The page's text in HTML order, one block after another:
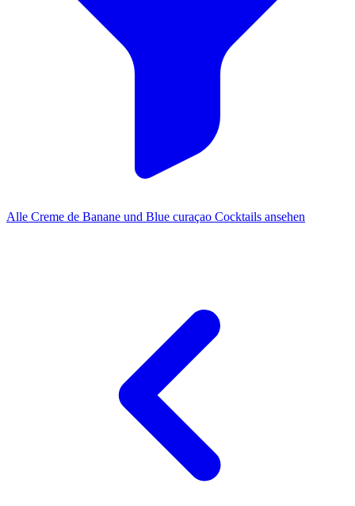
Alle Creme de Banane und Blue curaçao Cocktails ansehen